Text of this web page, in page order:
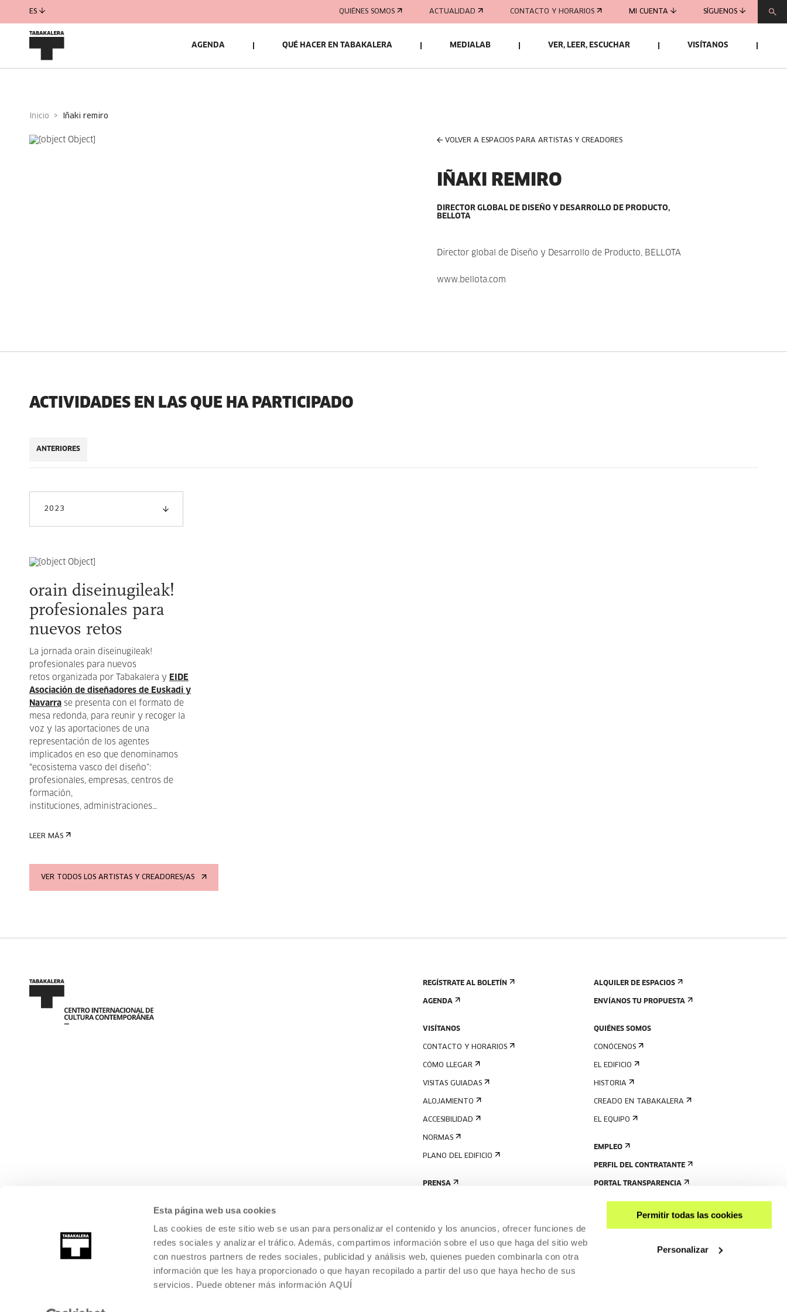
Esta página web usa cookies
Las cookies de este sitio web se usan para personalizar el contenido y los anuncios, ofrecer funciones de
redes sociales y analizar el tráfico. Además, compartimos información sobre el uso que haga del sitio web
con nuestros partners de redes sociales, publicidad y análisis web, quienes pueden combinarla con otra
información que les haya proporcionado o que hayan recopilado a partir del uso que haya hecho de sus
servicios. Puede obtener más información AQUÍ
Permitir todas las cookies
Personalizar
ES QUIÉNES SOMOS ACTUALIDAD CONTACTO Y HORARIOS MI CUENTA SÍGUENOS
AGENDA QUÉ HACER EN TABAKALERA MEDIALAB VER, LEER, ESCUCHAR VISÍTANOS
Inicio iñaki remiro
VOLVER A ESPACIOS PARA ARTISTAS Y CREADORES
IÑAKI REMIRO
DIRECTOR GLOBAL DE DISEÑO Y DESARROLLO DE PRODUCTO,
BELLOTA
Director global de Diseño y Desarrollo de Producto, BELLOTA
www.bellota.com
ACTIVIDADES EN LAS QUE HA PARTICIPADO
ANTERIORES
2023
orain diseinugileak!
profesionales para
nuevos retos
La jornada orain diseinugileak!
profesionales para nuevos
retos organizada por Tabakalera y EIDE
Asociación de diseñadores de Euskadi y
Navarra se presenta con el formato de
mesa redonda, para reunir y recoger la
voz y las aportaciones de una
representación de los agentes
implicados en eso que denominamos
“ecosistema vasco del diseño”:
profesionales, empresas, centros de
formación,
instituciones, administraciones…
LEER MÁS
VER TODOS LOS ARTISTAS Y CREADORES/AS
REGÍSTRATE AL BOLETÍN
AGENDA
VISÍTANOS
CONTACTO Y HORARIOS
CÓMO LLEGAR
VISITAS GUIADAS
ALOJAMIENTO
ACCESIBILIDAD
NORMAS
PLANO DEL EDIFICIO
PRENSA
ALQUILER DE ESPACIOS
ENVÍANOS TU PROPUESTA
QUIÉNES SOMOS
CONÓCENOS
EL EDIFICIO
HISTORIA
CREADO EN TABAKALERA
EL EQUIPO
EMPLEO
PERFIL DEL CONTRATANTE
PORTAL TRANSPARENCIA